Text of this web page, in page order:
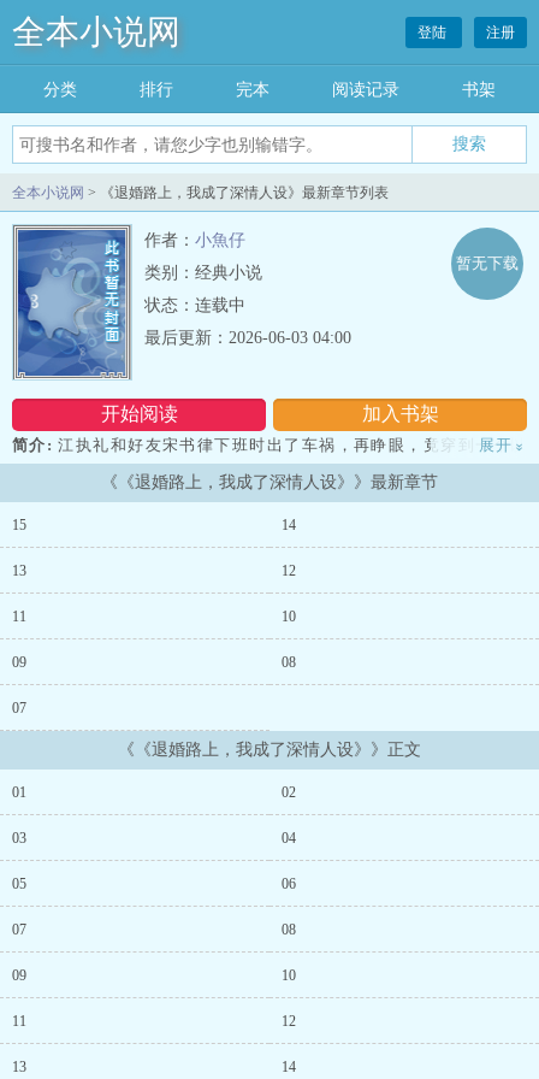
全本小说网 登陆 注册
分类 排行 完本 阅读记录 书架
全本小说网 > 《退婚路上，我成了深情人设》最新章节列表
作者： 小魚仔
类别：经典小说
状态：连载中
开始阅读 加入书架
暂无下载
最后更新：2026-06-03 04:00
简介: 江执礼和好友宋书律下班时出了车祸，再睁眼，竟穿到一个以
诗为命的架空王朝。坏消息：她穿成了京城闻名的诗难嫡女，文采烂
到全国皆知。更坏的消息：她居然还有一个未婚妻。最好消息：未婚
妻沈昭微好像很讨厌她。江执礼松了一口气。太好了。只要她继续保
花诗。众人感动落泪：「这一定是送给沈姑娘的吧？啊啊啊好浪
漫！」她压力太大，在家唱了首情歌。刚好路过的沈昭微耳尖泛红：
「她……是唱给我的吗？」她想故意出糗，投壶时随手一把luan撒。
结果一阵风过，十支全中。众人震惊：「文武双全！公孙小姐是不是
在沈姑娘面前表现自己？」江执礼：「……」终于，她鼓起勇气，在
马车上开口。「沈姑娘，我觉得这婚事……」话没说完，马车猛地一
颠。她整个人直接撞进沈昭微怀里。沈昭微：「……」江执礼：
「……」沈昭微红着脸，轻声问：「执礼，妳刚要同我说什么？」刚
吃完人家豆腐，完全说不出退婚两个字的江执礼：「……没什么。」
全京城：给我成婚！！！！这次是古代小甜文 保证甜到蛀牙...
展开 »
《《退婚路上，我成了深情人设》》最新章节
15 14
13 12
11 10
09 08
07
《《退婚路上，我成了深情人设》》正文
01 02
03 04
05 06
07 08
09 10
11 12
13 14